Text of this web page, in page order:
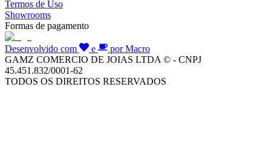
Termos de Uso
Showrooms
Formas de pagamento
Desenvolvido com e
por Macro
GAMZ COMERCIO DE JOIAS LTDA © - CNPJ
45.451.832/0001-62
TODOS OS DIREITOS RESERVADOS